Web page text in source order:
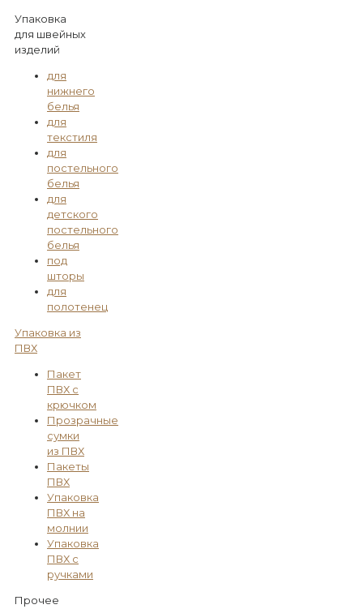
Упаковка
для швейных
изделий
для
нижнего
белья
для
текстиля
для
постельного
белья
для
детского
постельного
белья
под
шторы
для
полотенец
Упаковка из
ПВХ
Пакет
ПВХ с
крючком
Прозрачные
сумки
из ПВХ
Пакеты
ПВХ
Упаковка
ПВХ на
молнии
Упаковка
ПВХ с
ручками
Прочее